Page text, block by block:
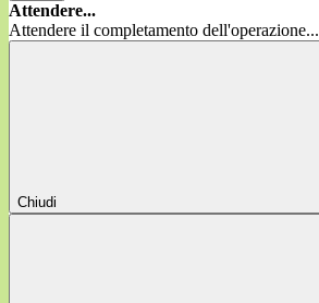
Attendere...
Attendere il completamento dell'operazione...
Chiudi